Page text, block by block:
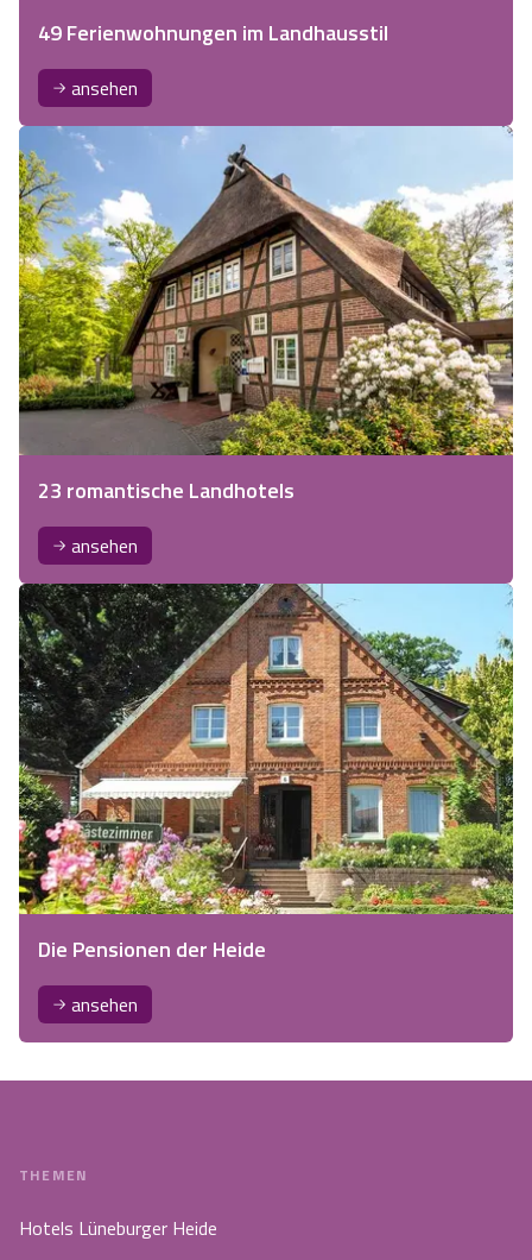
49 Ferienwohnungen im Landhausstil
ansehen
23 romantische Landhotels
ansehen
Die Pensionen der Heide
ansehen
THEMEN
Hotels Lüneburger Heide